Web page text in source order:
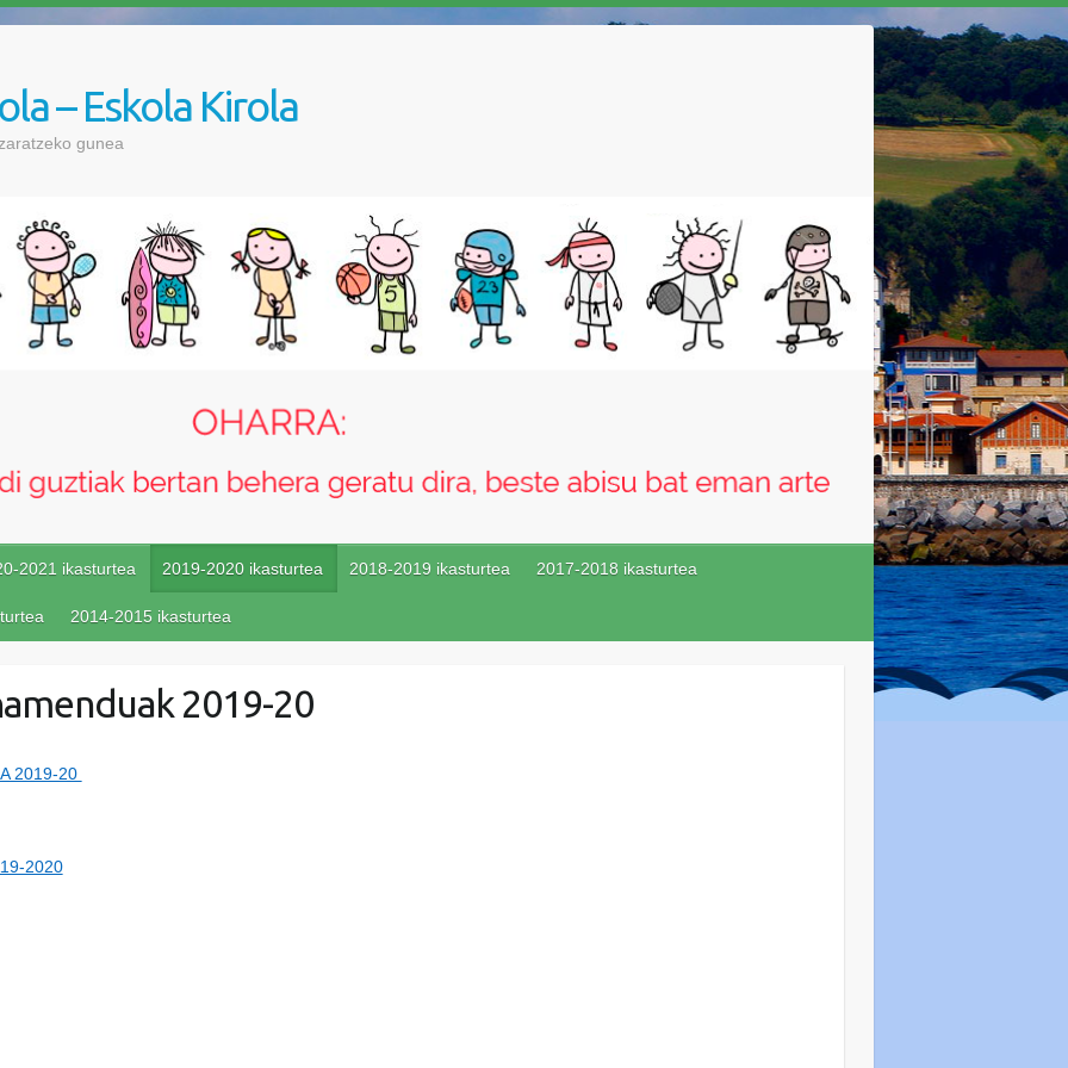
– Eskola Kirola
gunea
2021 ikasturtea 2019-2020 ikasturtea 2018-2019 ikasturtea 2017-2018 ikasturtea
2014-2015 ikasturtea
2019-20
2019-20
2020